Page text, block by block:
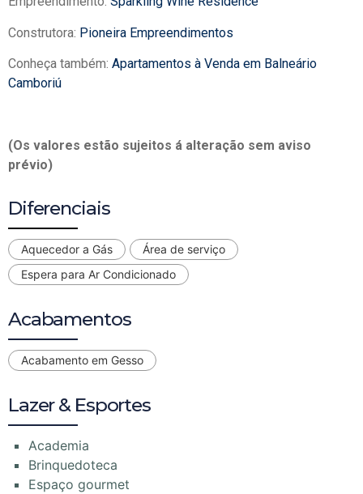
Construtora: Pioneira Empreendimentos
Conheça também: Apartamentos à Venda em Balneário
Camboriú
(Os valores estão sujeitos á alteração sem aviso
prévio)
Diferenciais
Aquecedor a Gás
Área de serviço
Espera para Ar Condicionado
Acabamentos
Acabamento em Gesso
Lazer & Esportes
Academia
Brinquedoteca
Espaço gourmet